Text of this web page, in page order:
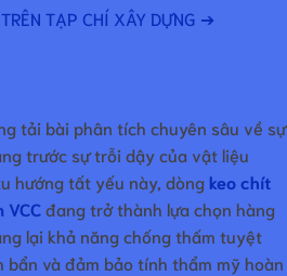
TẠP CHÍ XÂY DỰNG ➔
tải bài phân tích chuyên sâu về sự
trước sự trỗi dậy của vật liệu
hướng tất yếu này, dòng keo chít
đang trở thành lựa chọn hàng
lại khả năng chống thấm tuyệt
bẩn và đảm bảo tính thẩm mỹ hoàn